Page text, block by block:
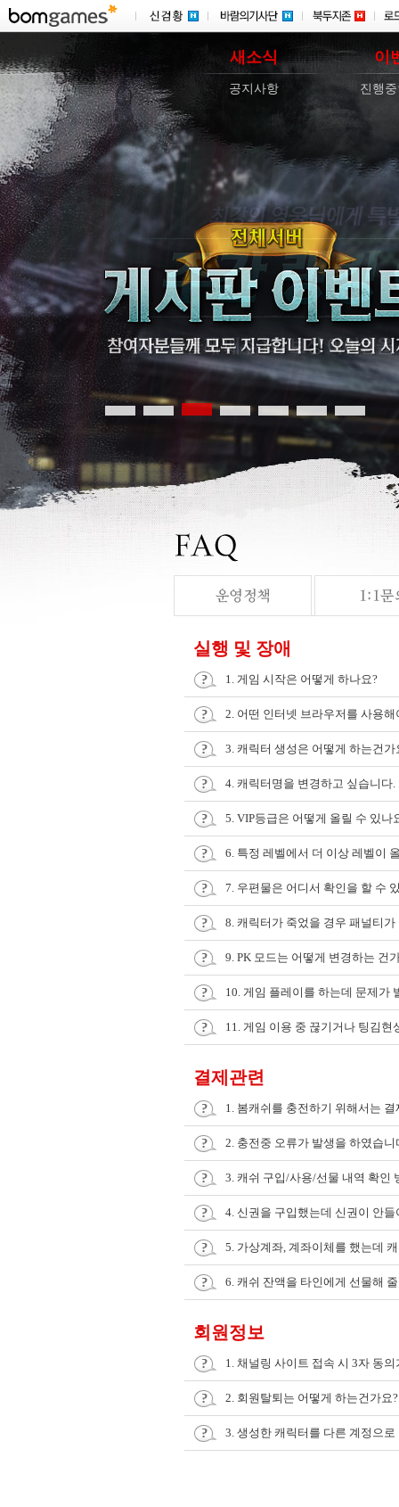
새소식
공지사항
이
진행
실행 및 장애
1. 게임 시작은 어떻게 하나요?
2. 어떤 인터넷 브라우저를 사용해
3. 캐릭터 생성은 어떻게 하는건가
4. 캐릭터명을 변경하고 싶습니다.
5. VIP등급은 어떻게 올릴 수 있나
6. 특정 레벨에서 더 이상 레벨이
7. 우편물은 어디서 확인을 할 수
8. 캐릭터가 죽었을 경우 패널티가
9. PK 모드는 어떻게 변경하는 건
10. 게임 플레이를 하는데 문제가
11. 게임 이용 중 끊기거나 팅김현
결제관련
1. 봄캐쉬를 충전하기 위해서는
2. 충전중 오류가 발생을 하였습니
3. 캐쉬 구입/사용/선물 내역 확인
4. 신권을 구입했는데 신권이 안들
5. 가상계좌, 계좌이체를 했는데
6. 캐쉬 잔액을 타인에게 선물해
회원정보
1. 채널링 사이트 접속 시 3자 동
2. 회원탈퇴는 어떻게 하는건가요?
3. 생성한 캐릭터를 다른 계정으